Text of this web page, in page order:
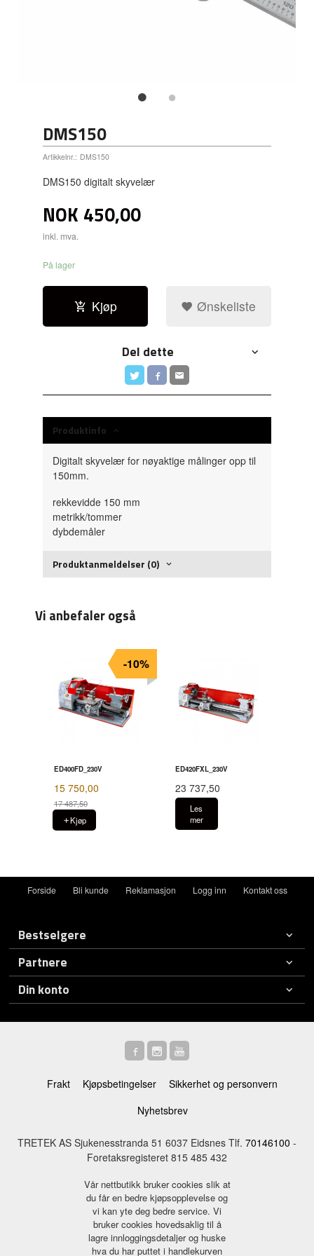
DMS150
Artikkelnr.: DMS150
DMS150 digitalt skyvelær
NOK 450,00
inkl. mva.
På lager
Kjøp Ønskeliste
Del dette
Produktinfo
Digitalt skyvelær for nøyaktige målinger opp til
150mm.
rekkevidde 150 mm
metrikk/tommer
dybdemåler
Produktanmeldelser (0)
Vi anbefaler også
ED400FD_230V
15 750,00
17 487,50
Rabatt
-10%
Kjøp
ED420FXL_230V
23 737,50
Les
mer
Forside Bli kunde Reklamasjon Logg inn Kontakt oss
Bestselgere
Partnere
Din konto
Frakt Kjøpsbetingelser
Sikkerhet og personvern
Nyhetsbrev
TRETEK AS Sjukenesstranda 51 6037 Eidsnes Tlf. 70146100 -
Foretaksregisteret 815 485 432
Vår nettbutikk bruker cookies slik at
du får en bedre kjøpsopplevelse og
vi kan yte deg bedre service. Vi
bruker cookies hovedsaklig til å
lagre innloggingsdetaljer og huske
hva du har puttet i handlekurven